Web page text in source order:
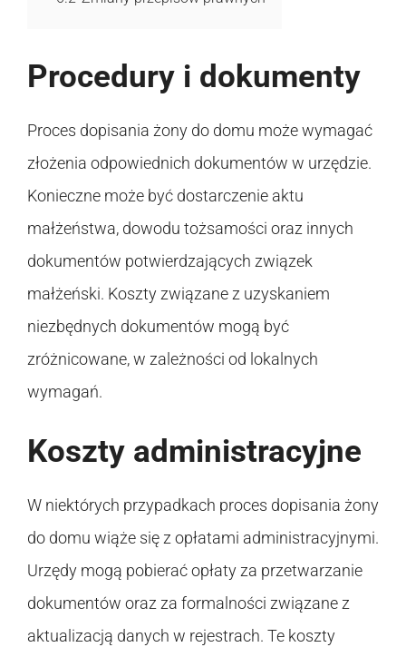
Procedury i dokumenty
Proces dopisania żony do domu może wymagać
złożenia odpowiednich dokumentów w urzędzie.
Konieczne może być dostarczenie aktu
małżeństwa, dowodu tożsamości oraz innych
dokumentów potwierdzających związek
małżeński. Koszty związane z uzyskaniem
niezbędnych dokumentów mogą być
zróżnicowane, w zależności od lokalnych
wymagań.
Koszty administracyjne
W niektórych przypadkach proces dopisania żony
do domu wiąże się z opłatami administracyjnymi.
Urzędy mogą pobierać opłaty za przetwarzanie
dokumentów oraz za formalności związane z
aktualizacją danych w rejestrach. Te koszty